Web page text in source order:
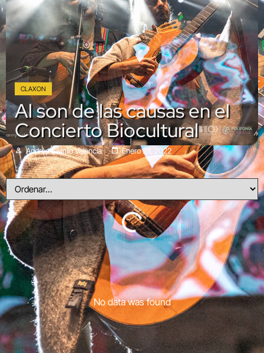
CLAXON
Al son de las causas en el
Concierto Biocultural
Andrés Camilo Valencia Enero 28, 2022
No data was found